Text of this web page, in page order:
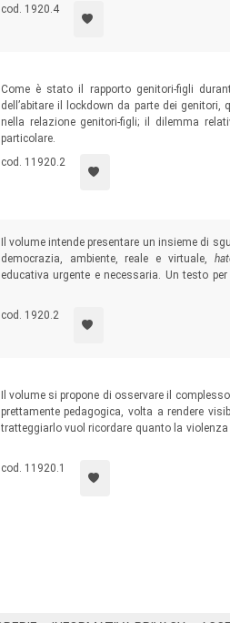
cod. 1920.4
Come è stato il rapporto genitori-figli
dell’abitare il lockdown da parte dei
nella relazione genitori-figli; il dilemma
particolare.
cod. 11920.2
Il volume intende presentare un insieme di
democrazia, ambiente, reale e virtuale,
educativa urgente e necessaria. Un testo
partecipazione e si impegnano nella
anche nei suoi tratti più difficili e “dolorosi”.
cod. 1920.2
Il volume si propone di osservare il
prettamente pedagogica, volta a rendere
tratteggiarlo vuol ricordare quanto la violenza
v’è una matrice pedagogica alle radici
delle dinamiche che avvicinano gli adulti a un
cod. 11920.1